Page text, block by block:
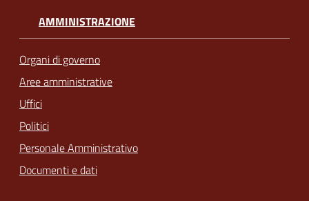
AMMINISTRAZIONE
Organi di governo
Aree amministrative
Uffici
Politici
Personale Amministrativo
Documenti e dati